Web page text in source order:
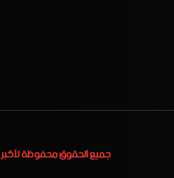
جميع الحقوق محفوظة لأكبر